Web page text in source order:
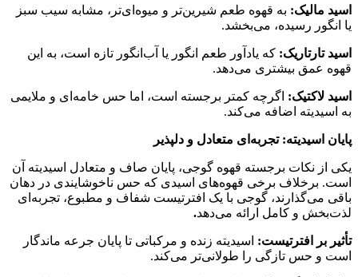
اسید مالیک: به قهوه طعم شیرین‌تر و میوه‌ای‌تر، مشابه سیب سبز
یا انگور رسیده، می‌بخشد.
اسید تارتاریک: که یادآور طعم انگور یا آب‌انگور تازه است، به این
قهوه عمق بیشتری می‌دهد.
اسید لاکتیک: اگرچه کمتر برجسته است، اما حس خامه‌ای و ملایمی
به اسیدیته اضافه می‌کند.
پایان اسیدیته: تجربه‌ای متعادل و دلپذیر
یکی از نکات برجسته قهوه گوجی، پایان صاف و متعادل اسیدیته آن
است. برخلاف برخی قهوه‌های اسیدی که حس ناخوشایندی در دهان
باقی می‌گذارند، گوجی با یک افترتیست شفاف و مطبوع، تجربه‌ای
لذت‌بخش و کامل ارائه می‌دهد.
تأثیر بر افترتیست: اسیدیته زنده و مرکباتی تا پایان جرعه ماندگار
است و حس تازگی را طولانی‌تر می‌کند.